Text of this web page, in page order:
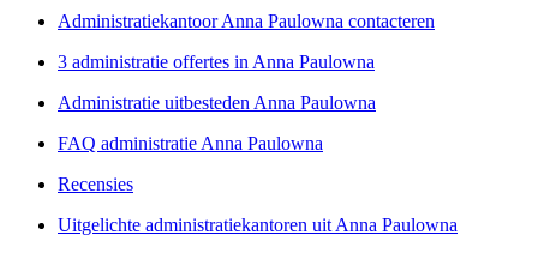
Administratiekantoor Anna Paulowna contacteren
3 administratie offertes in Anna Paulowna
Administratie uitbesteden Anna Paulowna
FAQ administratie Anna Paulowna
Recensies
Uitgelichte administratiekantoren uit Anna Paulowna